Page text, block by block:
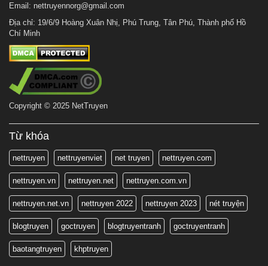
Email: nettruyennorg@gmail.com
Địa chỉ: 19/6/9 Hoàng Xuân Nhị, Phú Trung, Tân Phú, Thành phố Hồ
Chí Minh
Copyright © 2025 NetTruyen
Từ khóa
nettruyen nettruyenviet net truyen nettruyen.com
nettruyen.vn nettruyen.net nettruyen.com.vn
nettruyen.net.vn nettruyen 2022 nettruyen 2023 nét truyện
blogtruyen goctruyen blogtruyentranh goctruyentranh
baotangtruyen khptruyen